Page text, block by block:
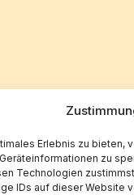
Erlebnis zu bieten,
zu
Technologien
IDs auf dieser Website